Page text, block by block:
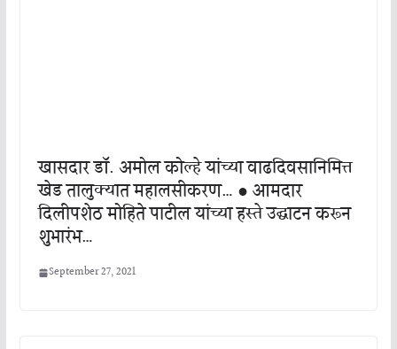
खासदार डॉ. अमोल कोल्हे यांच्या वाढदिवसानिमित्त
खेड तालुक्यात महालसीकरण… ● आमदार
दिलीपशेठ मोहिते पाटील यांच्या हस्ते उद्घाटन करून
शुभारंभ…
September 27, 2021